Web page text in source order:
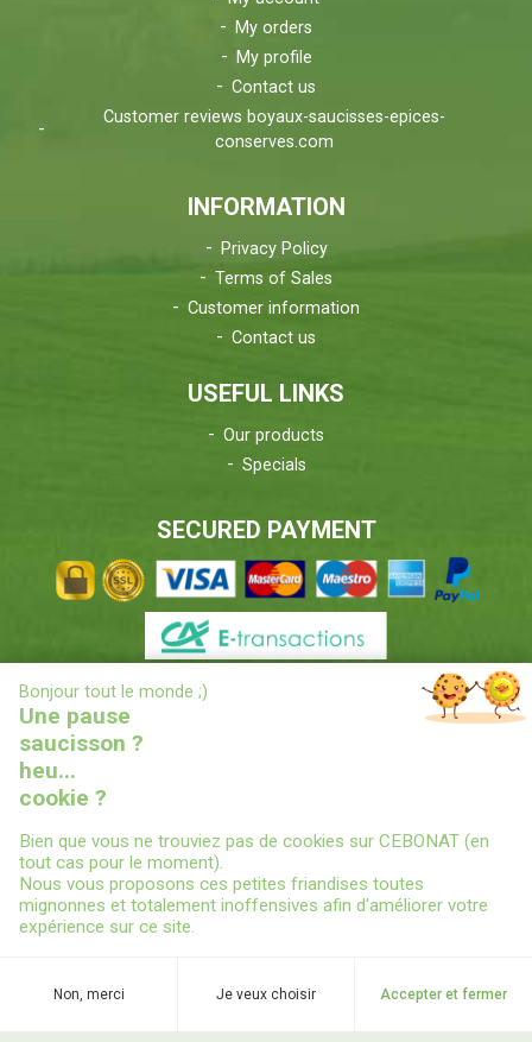
My orders
My profile
Contact us
Customer reviews boyaux-saucisses-epices-
conserves.com
INFORMATION
Privacy Policy
Terms of Sales
Customer information
Contact us
USEFUL LINKS
Our products
Specials
SECURED PAYMENT
DELIVERIES INFORMATIONS
© 2022CEBONAT - BOYAUX-SAUCISSES-EPICES-CONSERVES
RCS MONT DE MARSAN (40) 43290922400029 - TVA Intracom :
X
Bonjour tout le monde ;)
Une pause
saucisson ?
heu...
cookie ?
Bien que vous ne trouviez pas de cookies sur CEBONAT (en
tout cas pour le moment).
Nous vous proposons ces petites friandises toutes
mignonnes et totalement inoffensives afin d'améliorer votre
expérience sur ce site.
Non, merci Je veux choisir Accepter et fermer